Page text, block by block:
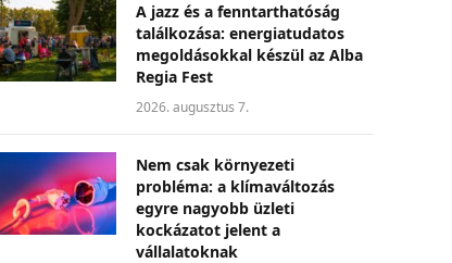
A jazz és a fenntarthatóság
találkozása: energiatudatos
megoldásokkal készül az Alba
Regia Fest
2026. augusztus 7.
Nem csak környezeti
probléma: a klímaváltozás
egyre nagyobb üzleti
kockázatot jelent a
vállalatoknak